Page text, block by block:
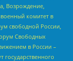
Возрождение,
комитет в
свободной России,
Свободных
в России –
государственного